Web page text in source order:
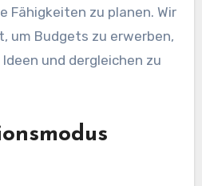
Fähigkeiten zu planen. Wir
um Budgets zu erwerben,
und dergleichen zu